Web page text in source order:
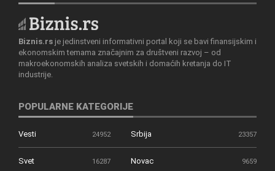
Biznis.rs je jedinstveni informativni portal koji se bavi finansijskim i
ekonomskim temama značajnim za društveni razvoj – od
makroekonomskih analiza svetskih i domaćih kretanja do IT
industrije.
POPULARNE KATEGORIJE
Vesti 24952 Srbija 23357
Svet 16287 Novac 9659